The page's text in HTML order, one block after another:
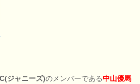
ジャニーズ)のメンバーである中山優馬